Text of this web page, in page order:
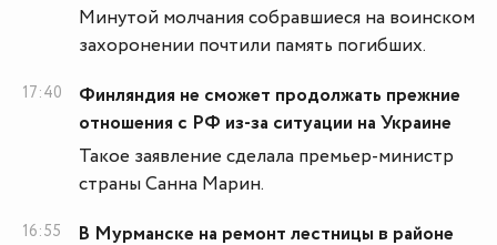
Минутой молчания собравшиеся на воинском
захоронении почтили память погибших.
17:40
Финляндия не сможет продолжать прежние
отношения с РФ из-за ситуации на Украине
Такое заявление сделала премьер-министр
страны Санна Марин.
16:55
В Мурманске на ремонт лестницы в районе